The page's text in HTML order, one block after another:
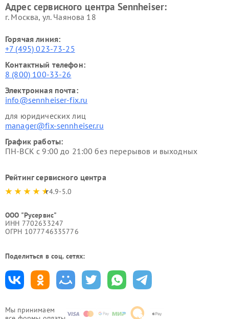
Мы принимаем
Адрес сервисного центра Sennheiser:
г. Москва, ул. Чаянова 18
Горячая линия:
+7 (495) 023-73-25
Контактный телефон:
8 (800) 100-33-26
Электронная почта:
info@sennheiser-fix.ru
для юридических лиц
manager@fix-sennheiser.ru
График работы:
ПН-ВСК с 9:00 до 21:00 без перерывов и выходных
Рейтинг сервисного центра
4.9-5.0
ООО "Русервис"
ИНН 7702633247
ОГРН 1077746335776
Поделиться в соц. сетях: